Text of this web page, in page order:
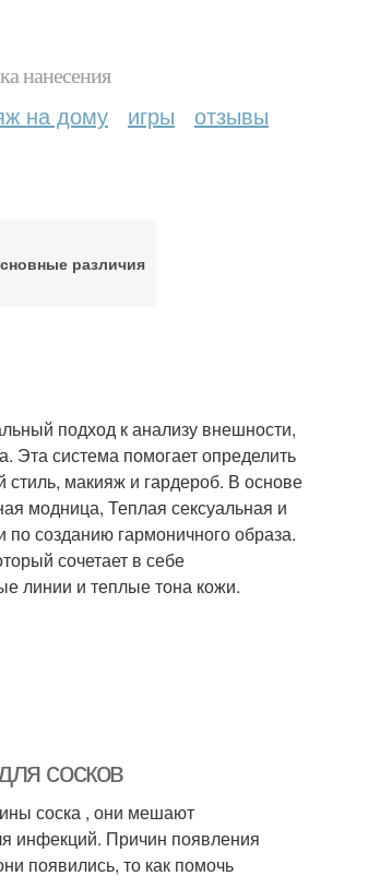
нанесения
на дому игры отзывы
различия
подход к анализу внешности,
Эта система помогает определить
макияж и гардероб. В основе
модница, Теплая сексуальная и
созданию гармоничного образа.
сочетает в себе
линии и теплые тона кожи.
сосков
соска , они мешают
инфекций. Причин появления
появились, то как помочь